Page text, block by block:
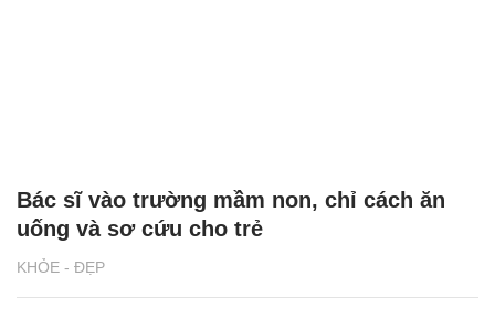
KHỎE - ĐẸP
Bác sĩ vào trường mầm non, chỉ cách ăn
uống và sơ cứu cho trẻ